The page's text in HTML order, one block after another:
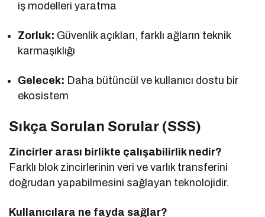
iş modelleri yaratma
Zorluk: Güvenlik açıkları, farklı ağların teknik
karmaşıklığı
Gelecek: Daha bütüncül ve kullanıcı dostu bir
ekosistem
Sıkça Sorulan Sorular (SSS)
Zincirler arası birlikte çalışabilirlik nedir?
Farklı blok zincirlerinin veri ve varlık transferini
doğrudan yapabilmesini sağlayan teknolojidir.
Kullanıcılara ne fayda sağlar?